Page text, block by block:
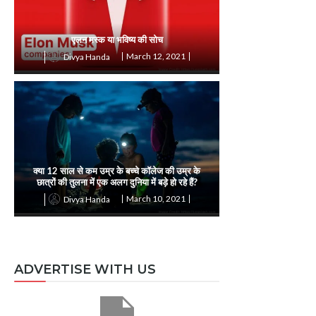
एलन मस्क या भविष्य की सोच
Divya Handa March 12, 2021
क्या 12 साल से कम उम्र के बच्चे कॉलेज की उम्र के
छात्रों की तुलना में एक अलग दुनिया में बड़े हो रहे हैं?
Divya Handa March 10, 2021
ADVERTISE WITH US